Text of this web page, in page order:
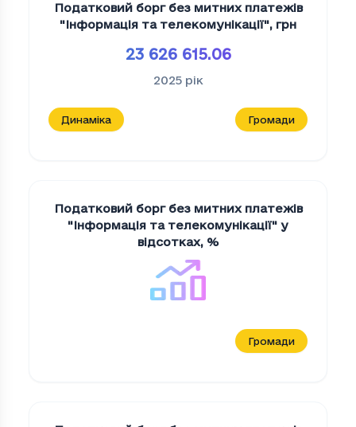
Податковий борг без митних платежів
"Iнформацiя та телекомунiкацiї", грн
23 626 615.06
2025 рік
Динаміка Громади
Податковий борг без митних платежів
"Iнформацiя та телекомунiкацiї" у
відсотках, %
Громади